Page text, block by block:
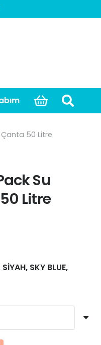
Ücretsiz Kargo,
50 Litre
Su
Litre
SKY BLUE,